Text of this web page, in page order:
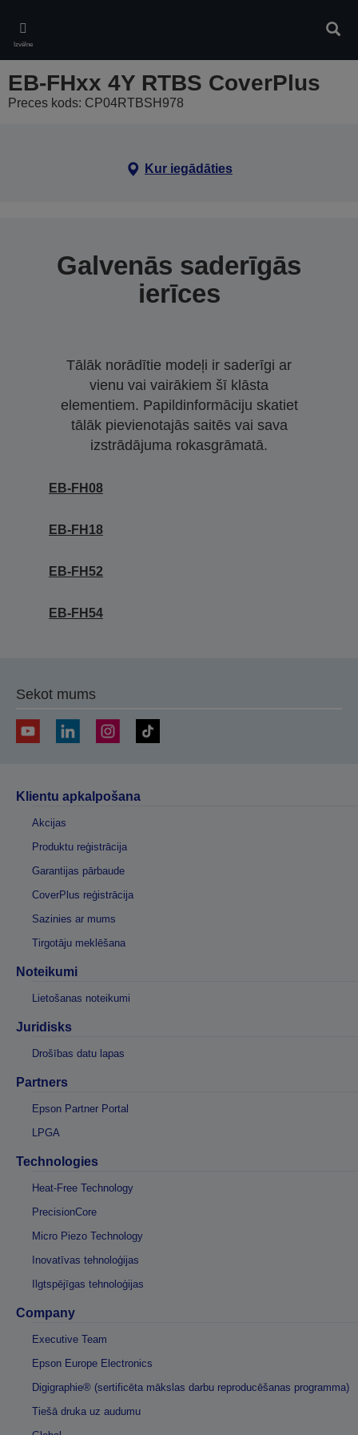
main
content
Izvēlne
EB-FHxx 4Y RTBS CoverPlus
Preces kods: CP04RTBSH978
Kur iegādāties
Galvenās saderīgās
ierīces
Tālāk norādītie modeļi ir saderīgi ar
vienu vai vairākiem šī klāsta
elementiem. Papildinformāciju skatiet
tālāk pievienotajās saitēs vai sava
izstrādājuma rokasgrāmatā.
EB-FH08
EB-FH18
EB-FH52
EB-FH54
Sekot mums
Klientu apkalpošana
Akcijas
Produktu reģistrācija
Garantijas pārbaude
CoverPlus reģistrācija
Sazinies ar mums
Tirgotāju meklēšana
Noteikumi
Lietošanas noteikumi
Juridisks
Drošības datu lapas
Partners
Epson Partner Portal
LPGA
Technologies
Heat-Free Technology
PrecisionCore
Micro Piezo Technology
Inovatīvas tehnoloģijas
Ilgtspējīgas tehnoloģijas
Company
Executive Team
Epson Europe Electronics
Digigraphie® (sertificēta mākslas darbu reproducēšanas programma)
Tiešā druka uz audumu